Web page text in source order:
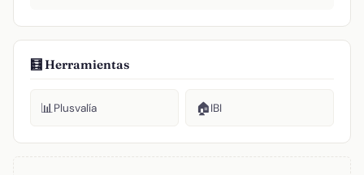
🧮 Herramientas
📊Plusvalía 🏠IBI